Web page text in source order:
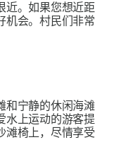
近。如果您想近距
机会。村民们非常
和宁静的休闲海滩
水上运动的游客提
滩椅上，尽情享受